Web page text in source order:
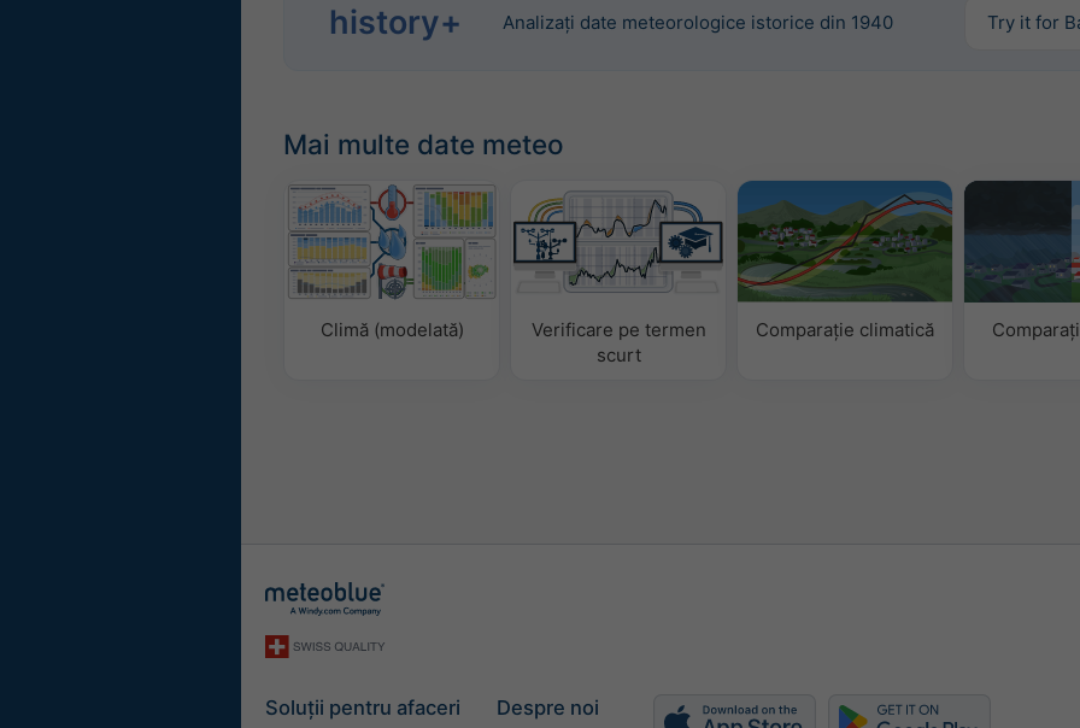
history+ Analizați date meteorologice istorice din 1940 Try it for
Mai multe date meteo
Climă (modelată)
Verificare pe termen
scurt
Comparație climatică
Soluții pentru afaceri Despre noi